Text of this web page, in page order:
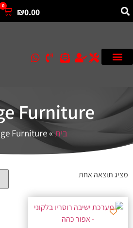
₪0.00
0
Furniture
בית»
Furniture
מציג תוצאה אחת